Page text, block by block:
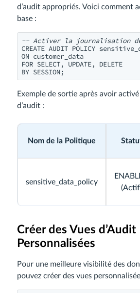
d’audit appropriés. Voici comment
base :
-- Activer la journalisation
CREATE AUDIT POLICY
ON customer_data
FOR SELECT, UPDATE, DELETE
BY SESSION;
Exemple de sortie après avoir
d’audit :
Nom de la Politique
sensitive_data_policy
Créer des Vues d’Audit
Personnalisées
Pour une meilleure visibilité des
pouvez créer des vues